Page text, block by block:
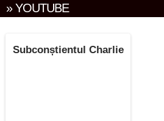
» YOUTUBE
Subconștientul Charlie